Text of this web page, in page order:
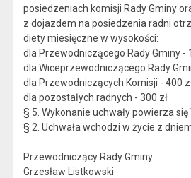
posiedzeniach komisji Rady Gminy
z dojazdem na posiedzenia radni
diety miesięczne w wysokości:
dla Przewodniczącego Rady Gminy -
dla Wiceprzewodniczącego Rady
dla Przewodniczących Komisji - 400
dla pozostałych radnych - 300 zł
§ 5. Wykonanie uchwały powierza się
§ 2. Uchwała wchodzi w życie z
Przewodniczący Rady Gminy
Grzesław Listkowski